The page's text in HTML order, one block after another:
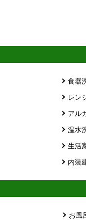
食器
レン
アル
温水
生活
内装
お風